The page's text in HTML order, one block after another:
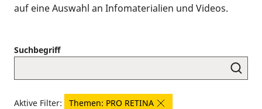
auf eine Auswahl an Infomaterialien und Videos.
Suchbegriff
Aktive Filter:
Themen: PRO RETINA